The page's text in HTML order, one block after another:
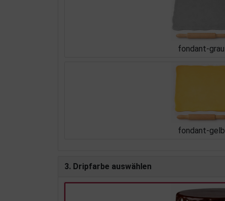
fondant-grau
fondant-gelb
3. Dripfarbe auswählen